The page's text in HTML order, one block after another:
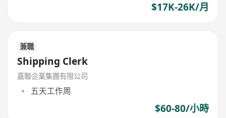
$17K-26K/月
兼職
Shipping Clerk
嘉聯企業集團有限公司
五天工作周
$60-80/小時